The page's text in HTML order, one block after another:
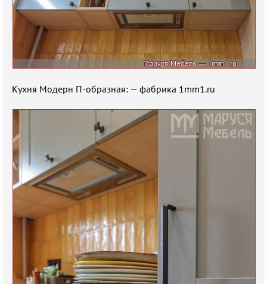
Кухня Модерн П-образная: — фабрика 1mm1.ru